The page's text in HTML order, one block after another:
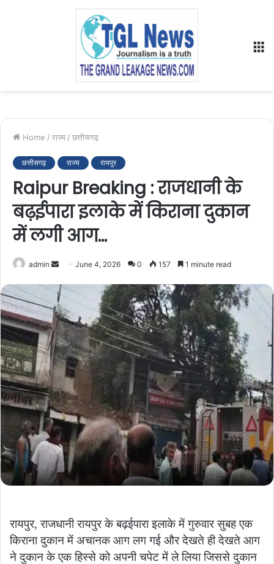
Home / राज्य / छत्तीसगढ़
छत्तीसगढ़ राज्य रायपुर
Raipur Breaking : राजधानी के
बढ़ईपारा इलाके में किराना दुकान
में लगी आग…
admin
Send
email
June 4, 2026 0 157 1 minute read
रायपुर, राजधानी रायपुर के बढ़ईपारा इलाके में गुरुवार सुबह एक
किराना दुकान में अचानक आग लग गई और देखते ही देखते आग
ने दुकान के एक हिस्से को अपनी चपेट में ले लिया जिससे दुकान